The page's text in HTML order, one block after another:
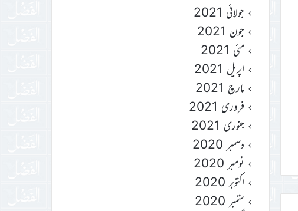
جولائی 2021
جون 2021
مئی 2021
اپریل 2021
مارچ 2021
فروری 2021
جنوری 2021
دسمبر 2020
نومبر 2020
اکتوبر 2020
ستمبر 2020